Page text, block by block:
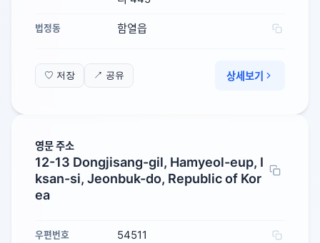
법정동 함열읍
♡ 저장 ↗ 공유 상세보기
영문 주소
12-13 Dongjisang-gil, Hamyeol-eup, I
ksan-si, Jeonbuk-do, Republic of Kor
ea
우편번호 54511